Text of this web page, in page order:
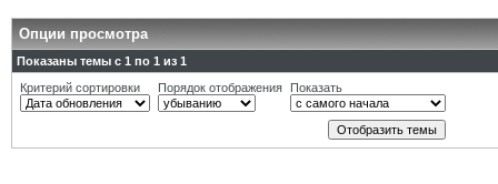
Опции просмотра
Показаны темы с 1 по 1 из 1
Критерий сортировки
Порядок отображения Показать